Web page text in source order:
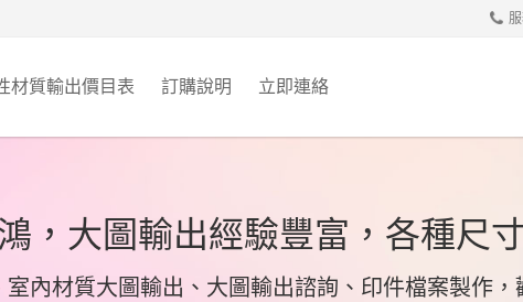
材質輸出價目表 訂購說明 立即連絡
，大圖輸出經驗豐富，各種尺
內材質大圖輸出、大圖輸出諮詢、印件檔案製作，